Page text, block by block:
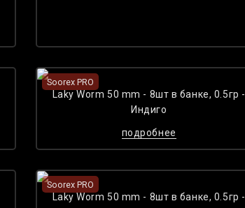
Soorex PRO
Laky Worm 50 mm - 8шт в банке, 0.5гр -
Индиго
подробнее
Soorex PRO
Laky Worm 50 mm - 8шт в банке, 0.5гр -